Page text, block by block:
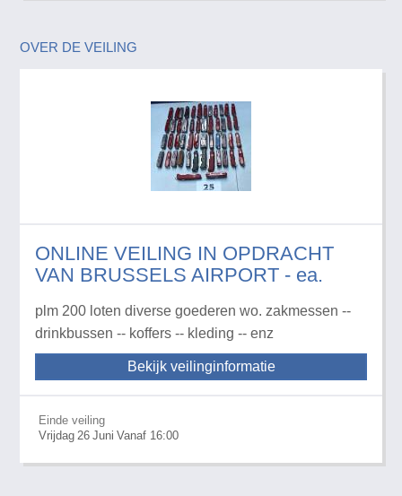
OVER DE VEILING
ONLINE VEILING IN OPDRACHT
VAN BRUSSELS AIRPORT - ea.
plm 200 loten diverse goederen wo. zakmessen --
drinkbussen -- koffers -- kleding -- enz
Bekijk veilinginformatie
Einde veiling
Vrijdag 26 Juni Vanaf 16:00